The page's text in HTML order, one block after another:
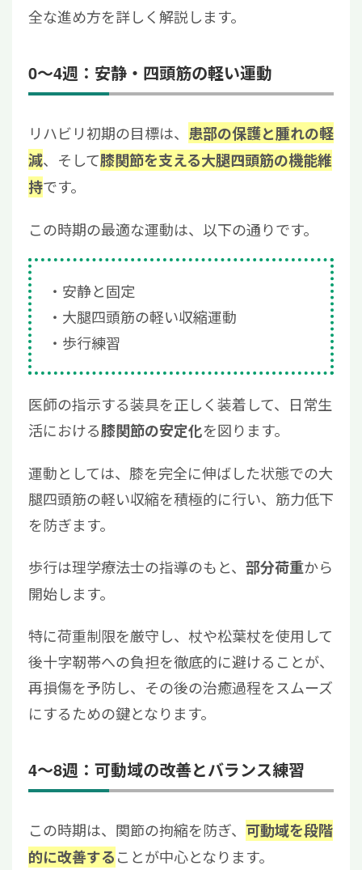
全な進め方を詳しく解説します。
0〜4週：安静・四頭筋の軽い運動
リハビリ初期の目標は、 患部の保護と腫れの軽
減、そして膝関節を支える大腿四頭筋の機能維
持です。
この時期の最適な運動は、以下の通りです。
安静と固定
大腿四頭筋の軽い収縮運動
歩行練習
医師の指示する装具を正しく装着して、日常生
活における膝関節の安定化を図ります。
運動としては、膝を完全に伸ばした状態での大
腿四頭筋の軽い収縮を積極的に行い、筋力低下
を防ぎます。
歩行は理学療法士の指導のもと、 部分荷重から
開始します。
特に荷重制限を厳守し、杖や松葉杖を使用して
後十字靭帯への負担を徹底的に避けることが、
再損傷を予防し、その後の治癒過程をスムーズ
にするための鍵となります。
4〜8週：可動域の改善とバランス練習
この時期は、関節の拘縮を防ぎ、 可動域を段階
的に改善することが中心となります。